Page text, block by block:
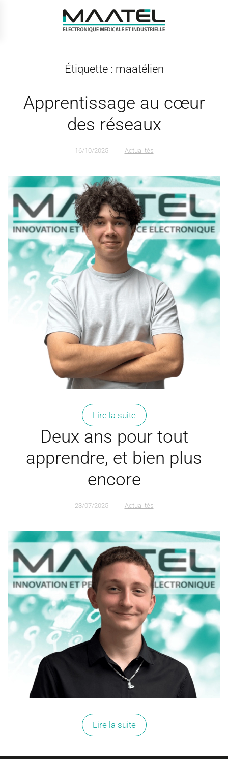
Passer au contenu principal
Étiquette : maatélien
Apprentissage au cœur
des réseaux
16/10/2025 Actualités
Lire la suite
Deux ans pour tout
apprendre, et bien plus
encore
23/07/2025 Actualités
Lire la suite